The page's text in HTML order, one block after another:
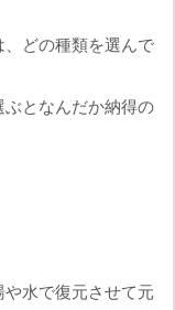
どの種類を選んで
となんだか納得の
水で復元させて元